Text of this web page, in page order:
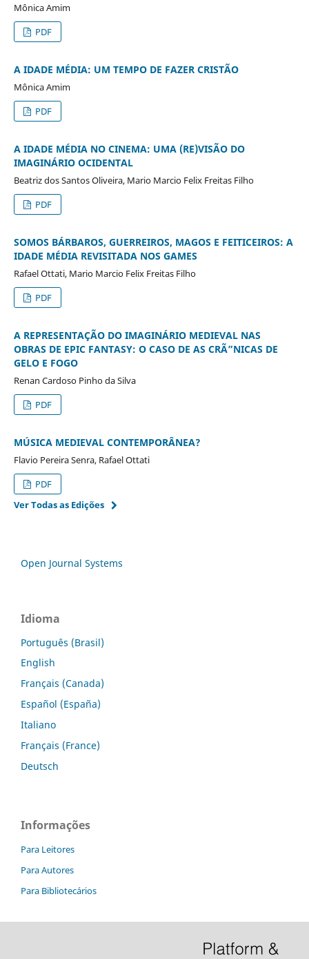
Mônica Amim
PDF
A IDADE MÉDIA: UM TEMPO DE FAZER CRISTÃO
Mônica Amim
PDF
A IDADE MÉDIA NO CINEMA: UMA (RE)VISÃO DO
IMAGINÁRIO OCIDENTAL
Beatriz dos Santos Oliveira, Mario Marcio Felix Freitas Filho
PDF
SOMOS BÁRBAROS, GUERREIROS, MAGOS E FEITICEIROS: A
IDADE MÉDIA REVISITADA NOS GAMES
Rafael Ottati, Mario Marcio Felix Freitas Filho
PDF
A REPRESENTAÇÃO DO IMAGINÁRIO MEDIEVAL NAS
OBRAS DE EPIC FANTASY: O CASO DE AS CRÃ”NICAS DE
GELO E FOGO
Renan Cardoso Pinho da Silva
PDF
MÚSICA MEDIEVAL CONTEMPORÂNEA?
Flavio Pereira Senra, Rafael Ottati
PDF
Ver Todas as Edições
Open Journal Systems
Idioma
Português (Brasil)
English
Français (Canada)
Español (España)
Italiano
Français (France)
Deutsch
Informações
Para Leitores
Para Autores
Para Bibliotecários